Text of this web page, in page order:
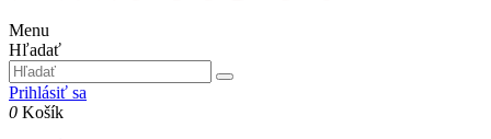
Menu
Hľadať
Prihlásiť sa
0 Košík